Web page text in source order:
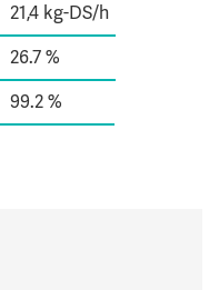
21,4 kg-DS/h
26.7 %
99.2 %